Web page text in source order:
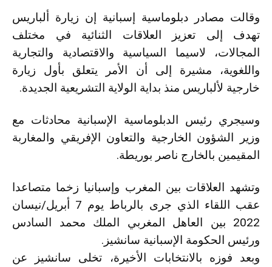
وقالت مصادر دبلوماسية إسبانية إن زيارة ألباريس
تهدف إلى تعزيز العلاقات الثنائية في مختلف
المجالات، لاسيما السياسية والاقتصادية والتجارية
واللغوية، مشيرة إلى أن الأمر يتعلق بأول زيارة
خارجية لألباريس منذ بداية الولاية التشريعية الجديدة.
وسيجري رئيس الدبلوماسية الإسبانية محادثات مع
وزير الشؤون الخارجية والتعاون الإفريقي والمغاربة
المقيمين بالخارج ناصر بوريطة.
وتشهد العلاقات بين المغرب وإسبانيا زخما متصاعدا
عقب اللقاء الذي جرى بالرباط يوم 7 أبريل/نيسان
2022 بين العاهل المغربي الملك محمد السادس
ورئيس الحكومة الإسبانية سانشيز.
وبعد فوزه بالانتخابات الأخيرة، تخلى سانشيز عن